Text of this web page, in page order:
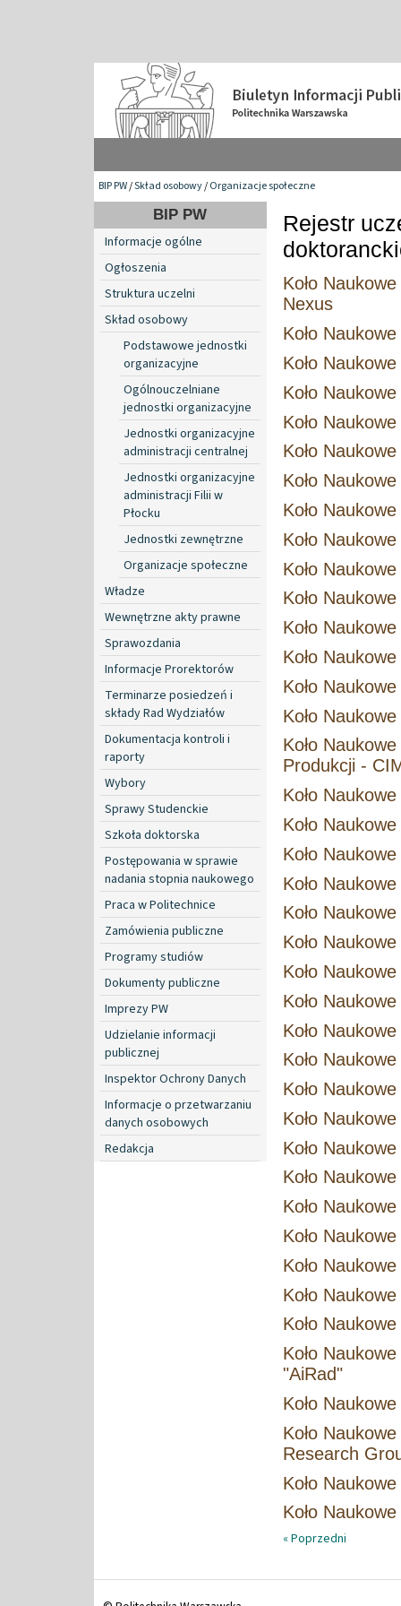
BIP PW/Skład osobowy/Organizacje społeczne
BIP PW
Informacje ogólne
Ogłoszenia
Struktura uczelni
Skład osobowy
Podstawowe jednostki
organizacyjne
Ogólnouczelniane
jednostki organizacyjne
Jednostki organizacyjne
administracji centralnej
Jednostki organizacyjne
administracji Filii w
Płocku
Jednostki zewnętrzne
Organizacje społeczne
Władze
Wewnętrzne akty prawne
Sprawozdania
Informacje Prorektorów
Terminarze posiedzeń i
składy Rad Wydziałów
Dokumentacja kontroli i
raporty
Wybory
Sprawy Studenckie
Szkoła doktorska
Postępowania w sprawie
nadania stopnia naukowego
Praca w Politechnice
Zamówienia publiczne
Programy studiów
Dokumenty publiczne
Imprezy PW
Udzielanie informacji
publicznej
Inspektor Ochrony Danych
Informacje o przetwarzaniu
danych osobowych
Redakcja
Rejestr
Koło
Nexus
Koło
Koło
Koło
Koło
Koło
Koło
Koło
Koło
Koło
Koło
Koło
Koło
Koło
Koło
Koło
Produkcji -
Koło
Koło
Koło
Koło
Koło
Koło
Koło
Koło
Koło
Koło
Koło
Koło
Koło
Koło
Koło
Koło
Koło
Koło
Koło
Koło
"AiRad"
Koło
Koło
Research
Koło
Koło
« Poprzedni